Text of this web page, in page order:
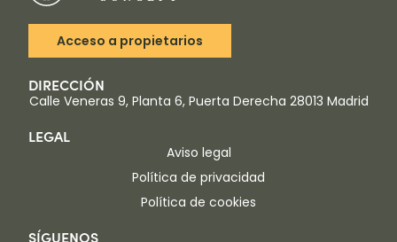
Acceso a propietarios
DIRECCIÓN
Calle Veneras 9, Planta 6, Puerta Derecha 28013 Madrid
LEGAL
Aviso legal
Política de privacidad
Política de cookies
SÍGUENOS